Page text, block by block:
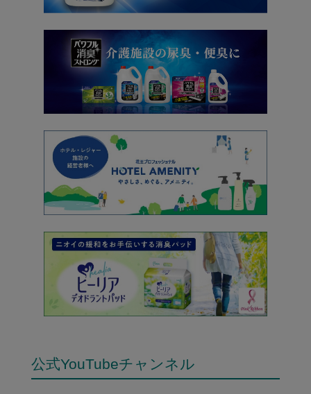
公式YouTubeチャンネル